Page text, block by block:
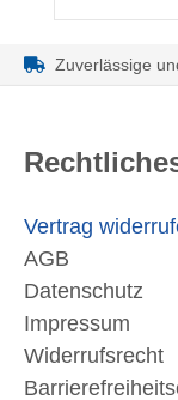
Zuverlässige
Vertrag
AGB
Datenschutz
Impressum
Widerrufsrecht